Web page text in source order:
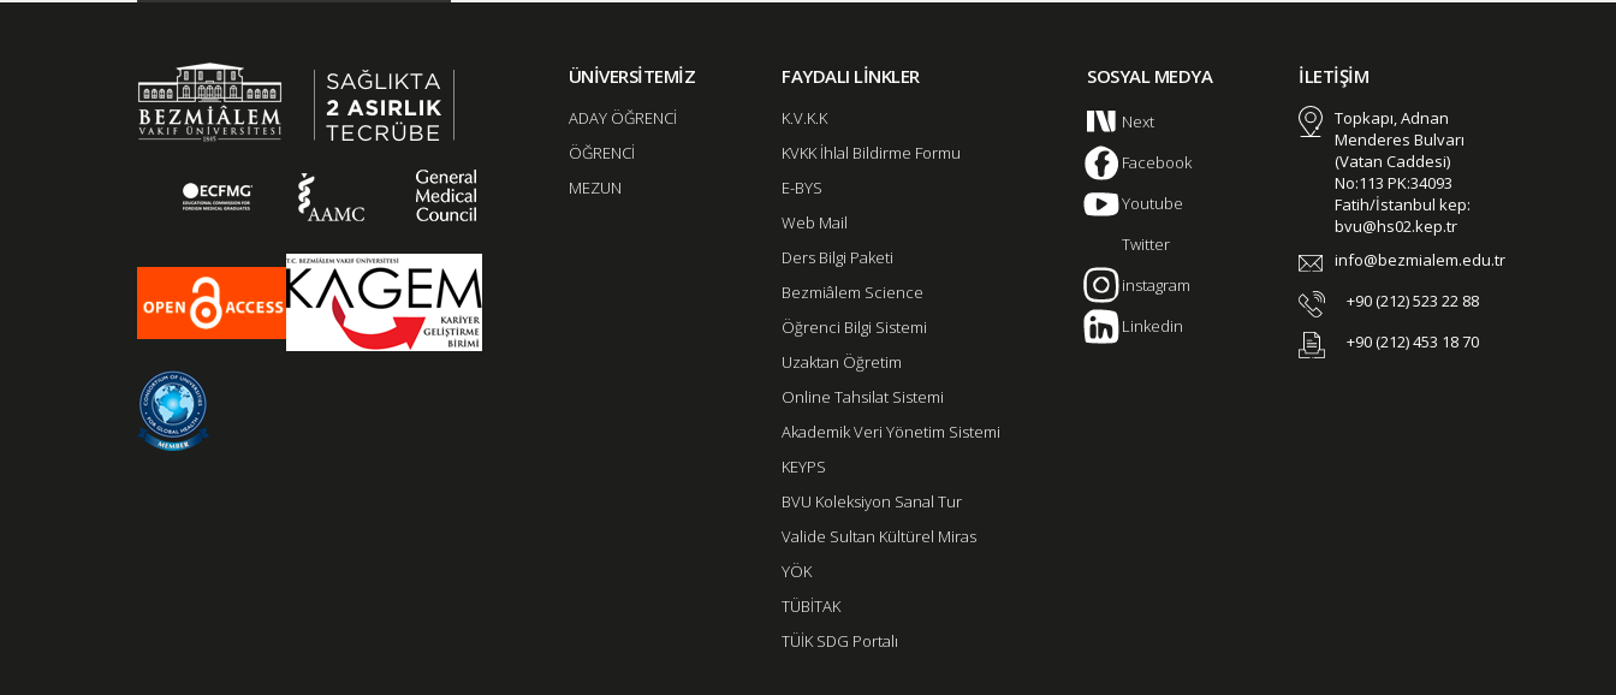
ÜNİVERSİTEMİZ
ADAY ÖĞRENCİ
ÖĞRENCİ
MEZUN
FAYDALI LİNKLER
K.V.K.K
KVKK İhlal Bildirme Formu
E-BYS
Web Mail
Ders Bilgi Paketi
Bezmiâlem Science
Öğrenci Bilgi Sistemi
Uzaktan Öğretim
Online Tahsilat Sistemi
Akademik Veri Yönetim Sistemi
KEYPS
BVU Koleksiyon Sanal Tur
Valide Sultan Kültürel Miras
YÖK
TÜBİTAK
TÜİK SDG Portalı
SOSYAL MEDYA
Next
Facebook
Youtube
Twitter
instagram
Linkedin
İLETİŞİM
Topkapı, Adnan
Menderes Bulvarı
(Vatan Caddesi)
No:113 PK:34093
Fatih/İstanbul kep:
bvu@hs02.kep.tr
info@bezmialem.edu.tr
+90 (212) 523 22 88
+90 (212) 453 18 70